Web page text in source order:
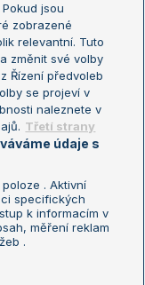
osobních
jsou
zobrazené
relevantní. Tuto
změnit své volby
Řízení předvoleb
se projeví v
naleznete v
Třetí strany
údaje s
. Aktivní
specifických
k informacím v
měření reklam
.